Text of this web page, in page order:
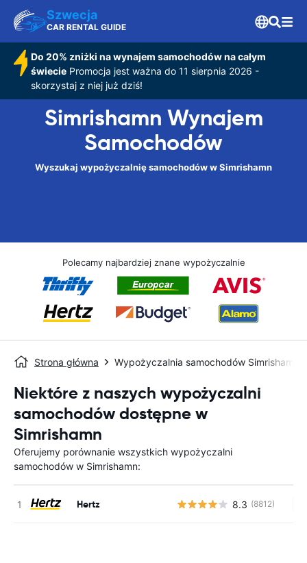
Szwecja
CAR RENTAL GUIDE
Do 20% zniżki na wynajem samochodów na całym
świeciePromocja jest ważna do 11 sierpnia 2026 -
skorzystaj z niej już dziś!
Simrishamn Wynajem
Samochodów
Wyszukaj wypożyczalnię samochodów w Simrishamn
Polecamy najbardziej znane wypożyczalnie
Strona główna Wypożyczalnia samochodów Simrishamn
Niektóre z naszych wypożyczalni
samochodów dostępne w
Simrishamn
Oferujemy porównanie wszystkich wypożyczalni
samochodów w Simrishamn:
Hertz 8.3 (8812)